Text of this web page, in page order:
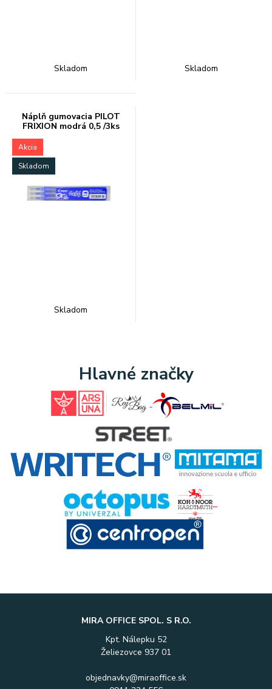
Skladom Skladom
Náplň gumovacia PILOT
FRIXION modrá 0,5 /3ks
Akcia
Skladom
Skladom
Hlavné značky
MIRA OFFICE SPOL. S R.O.
Kpt. Nálepku 52
Želiezovce 937 01
objednavky@miraoffice.sk